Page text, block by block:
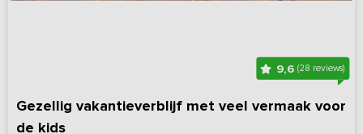
9,6 (28 reviews)
Gezellig vakantieverblijf met veel vermaak voor
de kids